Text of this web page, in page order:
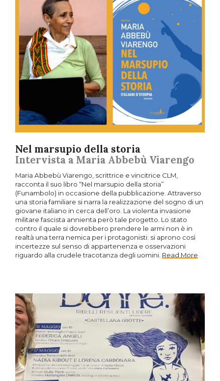
Nel marsupio della storia
Intervista a Maria Abbebù Viarengo
Maria Abbebù Viarengo, scrittrice e vincitrice CLM,
racconta il suo libro “Nel marsupio della storia”
(Funambolo) in occasione della pubblicazione. Attraverso
una storia familiare si narra la realizzazione del sogno di un
giovane italiano in cerca dell’oro. La violenta invasione
militare fascista annienta però tale progetto. Lo stato
contro il quale si dovrebbero prendere le armi non è in
realtà una terra nemica per i protagonisti: si aprono così
incertezze sul senso di appartenenza e osservazioni
riguardo alla crudele tracotanza degli uomini. Read More